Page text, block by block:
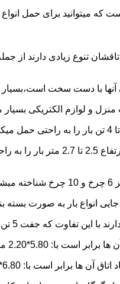
که میتوانید برای حمل
تنوع زیادی دارند
آنها با دست سخت
و لوازم الکتریکی بسیار
انواع بار به صورت بسته
5 تن بیشتر از تک بار حمل میکند.